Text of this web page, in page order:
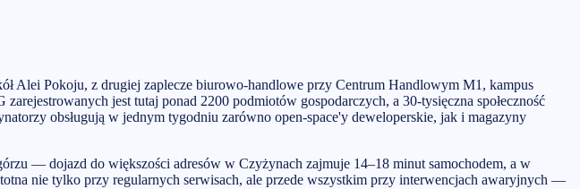
Alei Pokoju, z drugiej zaplecze biurowo-handlowe przy Centrum Handlowym M1, kampus
jest tutaj ponad 2200 podmiotów gospodarczych, a 30-tysięczna społeczność
obsługują w jednym tygodniu zarówno open-space'y deweloperskie, jak i magazyny
— dojazd do większości adresów w Czyżynach zajmuje 14–18 minut samochodem, a w
nie tylko przy regularnych serwisach, ale przede wszystkim przy interwencjach awaryjnych —